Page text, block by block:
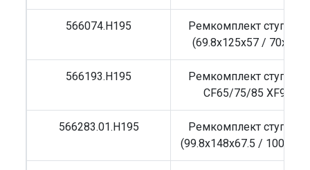
566074.H195
Ремкомплект ступицы
(69.8x125x57 /
566193.H195
Ремкомплект ступицы
CF65/75/85 XF95/
566283.01.H195
Ремкомплект ступицы
(99.8x148x67.5 /